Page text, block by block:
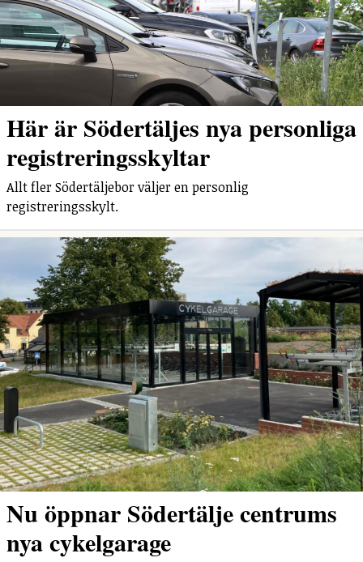
Här är Södertäljes nya personliga
registreringsskyltar
Allt fler Södertäljebor väljer en personlig
registreringsskylt.
Nu öppnar Södertälje centrums
nya cykelgarage